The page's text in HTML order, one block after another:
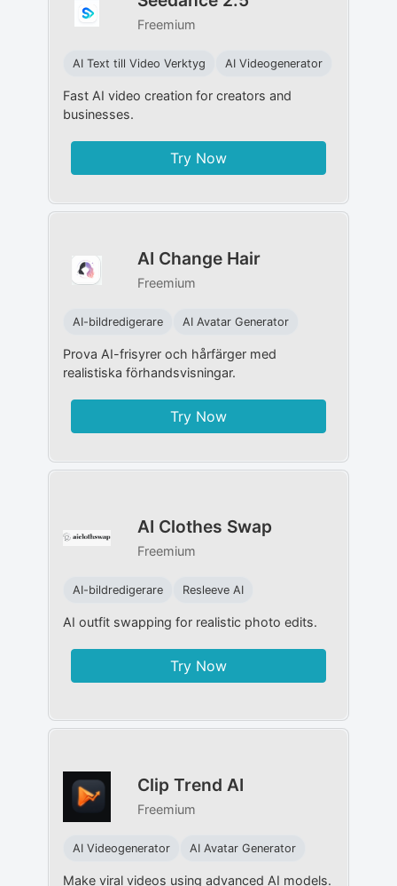
Freemium
AI Text till Video Verktyg AI Videogenerator
Fast AI video creation for creators and
businesses.
Try Now
AI Change Hair
Freemium
AI-bildredigerare AI Avatar Generator
Prova AI-frisyrer och hårfärger med
realistiska förhandsvisningar.
Try Now
AI Clothes Swap
Freemium
AI-bildredigerare Resleeve AI
AI outfit swapping for realistic photo edits.
Try Now
Clip Trend AI
Freemium
AI Videogenerator AI Avatar Generator
Make viral videos using advanced AI models.